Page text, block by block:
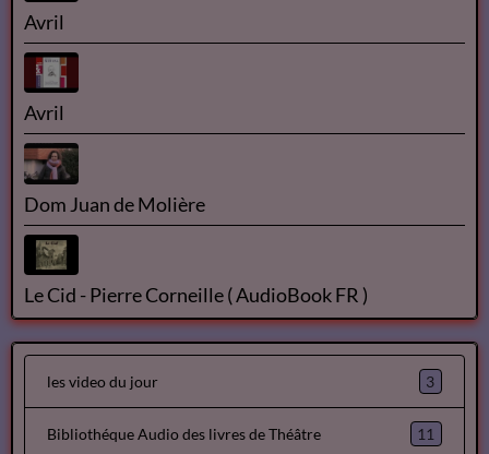
Avril
Avril
Dom Juan de Molière
Le Cid - Pierre Corneille ( AudioBook FR )
les video du jour 3
Bibliothéque Audio des livres de Théâtre 11